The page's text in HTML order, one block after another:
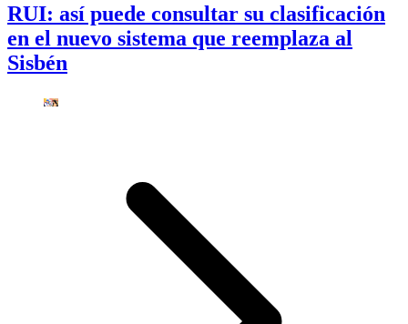
RUI: así puede consultar su clasificación
en el nuevo sistema que reemplaza al
Sisbén